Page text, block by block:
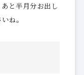
と半月分お出し
ね。